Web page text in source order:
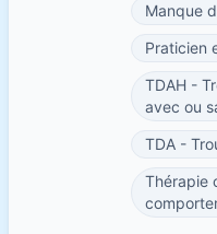
Manque
Praticien
TDAH -
avec ou
TDA -
Thérapie